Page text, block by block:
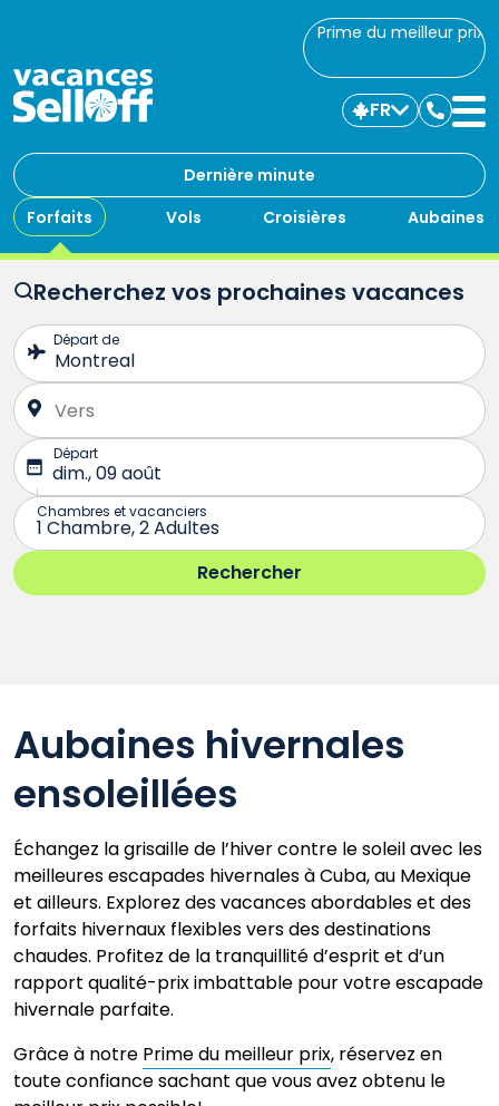
Prime du meilleur prix
Dernière minute
Forfaits
Vols Croisières Aubaines
FR
avec
Recherchez vos prochaines vacances
Aubaines hivernales
ensoleillées
Échangez la grisaille de l’hiver contre le soleil avec les
meilleures escapades hivernales à Cuba, au Mexique
et ailleurs. Explorez des vacances abordables et des
forfaits hivernaux flexibles vers des destinations
chaudes. Profitez de la tranquillité d’esprit et d’un
rapport qualité-prix imbattable pour votre escapade
hivernale parfaite.
Grâce à notre Prime du meilleur prix, réservez en
toute confiance sachant que vous avez obtenu le